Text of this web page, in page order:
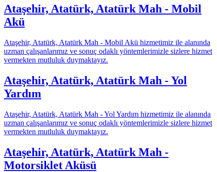
Ataşehir, Atatürk, Atatürk Mah - Mobil
Akü
Ataşehir, Atatürk, Atatürk Mah - Mobil Akü hizmetimiz ile alanında
uzman çalışanlarımız ve sonuç odaklı yöntemlerimizle sizlere hizmet
vermekten mutluluk duymaktayız.
Ataşehir, Atatürk, Atatürk Mah - Yol
Yardım
Ataşehir, Atatürk, Atatürk Mah - Yol Yardım hizmetimiz ile alanında
uzman çalışanlarımız ve sonuç odaklı yöntemlerimizle sizlere hizmet
vermekten mutluluk duymaktayız.
Ataşehir, Atatürk, Atatürk Mah -
Motorsiklet Aküsü